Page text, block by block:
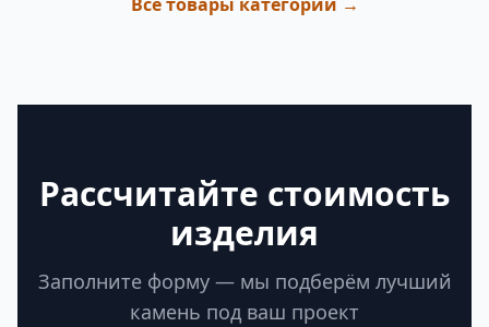
Рассчитайте стоимость
изделия
Заполните форму — мы подберём лучший
камень под ваш проект